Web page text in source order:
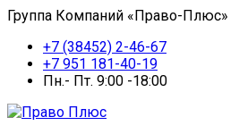
Группа Компаний «Право-Плюс»
+7 (38452) 2-46-67
+7 951 181-40-19
Пн.- Пт. 9:00 -18:00